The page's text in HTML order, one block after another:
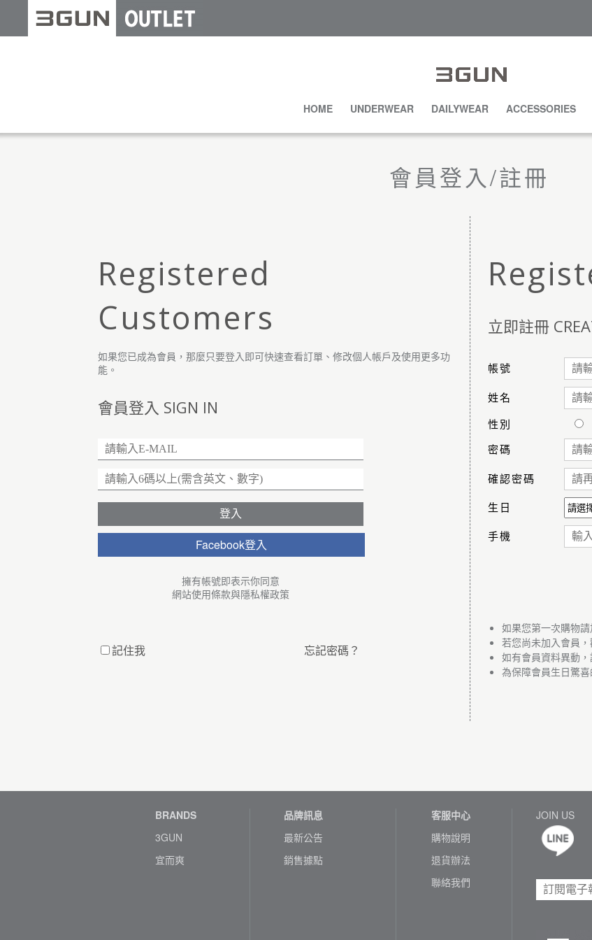
HOME UNDERWEAR DAILYWEAR ACCESSORIES
會員登入/註冊
Registered
Customers
如果您已成為會員，那麼只要登入即可快速查看訂單、修改個人帳戶及使用更多功
能。
會員登入 SIGN IN
Facebook登入
擁有帳號即表示你同意
網站使用條款與隱私權政策
記住我 忘記密碼？
立即註冊
帳號
姓名
性別
密碼
確認密碼
生日
手機
如果您第一次購物
若您尚未加入會員
如有會員資料異動
為保障會員生日驚
BRANDS
3GUN
宜而爽
品牌訊息
最新公告
銷售據點
客服中心
購物說明
退貨辦法
聯絡我們
JOIN US